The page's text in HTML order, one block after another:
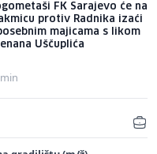
FK Sarajevo će na
protiv Radnika izaći
majicama s likom
Uščuplića